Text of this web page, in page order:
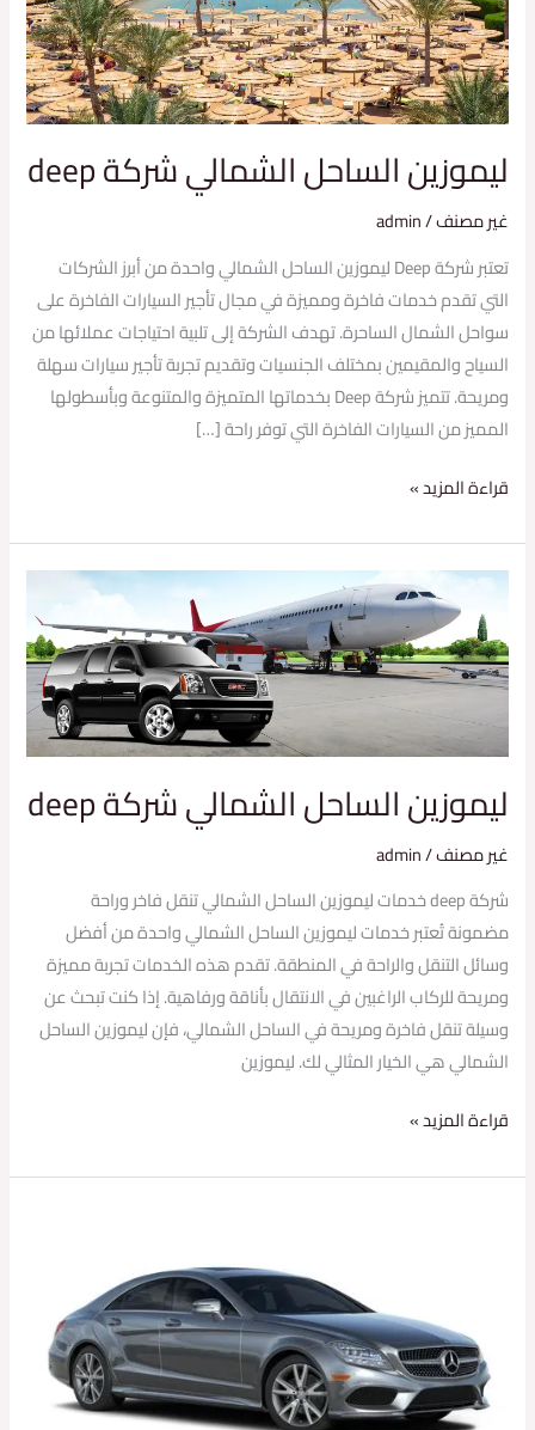
ليموزين الساحل الشمالي شركة deep
غير مصنف/
admin
تعتبر شركة Deep ليموزين الساحل الشمالي واحدة من أبرز الشركات
التي تقدم خدمات فاخرة ومميزة في مجال تأجير السيارات الفاخرة على
سواحل الشمال الساحرة. تهدف الشركة إلى تلبية احتياجات عملائها من
السياح والمقيمين بمختلف الجنسيات وتقديم تجربة تأجير سيارات سهلة
ومريحة. تتميز شركة Deep بخدماتها المتميزة والمتنوعة وبأسطولها
المميز من السيارات الفاخرة التي توفر راحة […]
قراءة المزيد »
ليموزين الساحل الشمالي شركة deep
غير مصنف/
admin
شركة deep خدمات ليموزين الساحل الشمالي تنقل فاخر وراحة
مضمونة تُعتبر خدمات ليموزين الساحل الشمالي واحدة من أفضل
وسائل التنقل والراحة في المنطقة. تقدم هذه الخدمات تجربة مميزة
ومريحة للركاب الراغبين في الانتقال بأناقة ورفاهية. إذا كنت تبحث عن
وسيلة تنقل فاخرة ومريحة في الساحل الشمالي، فإن ليموزين الساحل
الشمالي هي الخيار المثالي لك. ليموزين
ليموزين
الساحل
الشمالي
شركة
deep
قراءة المزيد »
مطار
سفنكس
شركة